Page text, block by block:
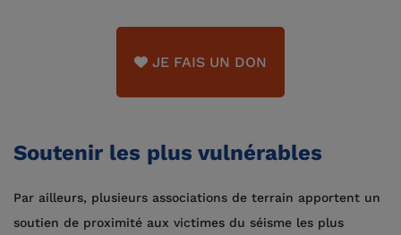
JE FAIS UN DON
Soutenir les plus vulnérables
Par ailleurs, plusieurs associations de terrain apportent un
soutien de proximité aux victimes du séisme les plus